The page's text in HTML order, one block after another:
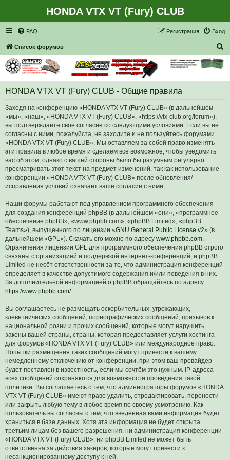
HONDA VTX VT (Fury) CLUB
FAQ Вход
Регистрация
Список форумов
с
HONDA VTX VT (Fury) CLUB - Общие правила
Заходя на конференцию «HONDA VTX VT (Fury) CLUB» (в дальнейшем
«мы», «наш», «HONDA VTX VT (Fury) CLUB», «https://vtx-club.org/forum»),
вы подтверждаете своё согласие со следующими условиями. Если вы не
согласны с ними, пожалуйста, не заходите и не пользуйтесь форумами
«HONDA VTX VT (Fury) CLUB». Мы оставляем за собой право изменять
эти правила в любое время и сделаем всё возможное, чтобы уведомить
вас об этом, однако с вашей стороны было бы разумным регулярно
просматривать этот текст на предмет изменений, так как использование
конференции «HONDA VTX VT (Fury) CLUB» после обновления/
исправления условий означает ваше согласие с ними.
Наши форумы работают под управлением программного обеспечения
для создания конференций phpBB (в дальнейшем «они», «программное
обеспечение phpBB», «www.phpbb.com», «phpBB Limited», «phpBB
Teams»), выпущенного по лицензии «GNU General Public License v2» (в
дальнейшем «GPL»). Скачать его можно по адресу www.phpbb.com
Ограничения лицензии GPL для программного обеспечения phpBB строго
связаны с организацией и поддержкой интернет-конференций, и phpBB
Limited не несёт ответственности за то, что администрация конференций
определяет в качестве допустимого содержания и/или поведения в них.
За дополнительной информацией о phpBB обращайтесь по адресу
https://www.phpbb.com/.
Вы соглашаетесь не размещать оскорбительных, угрожающих,
клеветнических сообщений, порнографических сообщений, призывов к
национальной розни и прочих сообщений, которые могут нарушить
законы вашей страны, страны, которая предоставляет услуги хостинга
для форумов «HONDA VTX VT (Fury) CLUB» или международное право.
Попытки размещения таких сообщений могут привести к вашему
немедленному отключению от конференции, при этом ваш провайдер
будет поставлен в известность, если мы сочтём это нужным. IP-адреса
всех сообщений сохраняются для возможности проведения такой
политики. Вы соглашаетесь с тем, что администраторы форумов «HONDA
VTX VT (Fury) CLUB» имеют право удалить, отредактировать, перенести
или закрыть любую тему в любое время по своему усмотрению. Как
пользователь вы согласны с тем, что введённая вами информация будет
храниться в базе данных. Хотя эта информация не будет открыта
третьим лицам без вашего разрешения, ни администрация конференции
«HONDA VTX VT (Fury) CLUB», ни phpBB Limited не может быть
ответственна за действия хакеров, которые могут привести к
несанкционированному доступу к ней.